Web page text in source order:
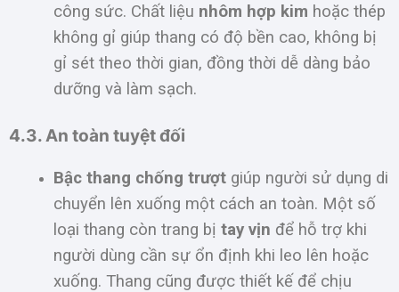
công sức. Chất liệu nhôm hợp kim hoặc thép
không gỉ giúp thang có độ bền cao, không bị
gỉ sét theo thời gian, đồng thời dễ dàng bảo
dưỡng và làm sạch.
4.3. An toàn tuyệt đối
Bậc thang chống trượt giúp người sử dụng di
chuyển lên xuống một cách an toàn. Một số
loại thang còn trang bị tay vịn để hỗ trợ khi
người dùng cần sự ổn định khi leo lên hoặc
xuống. Thang cũng được thiết kế để chịu